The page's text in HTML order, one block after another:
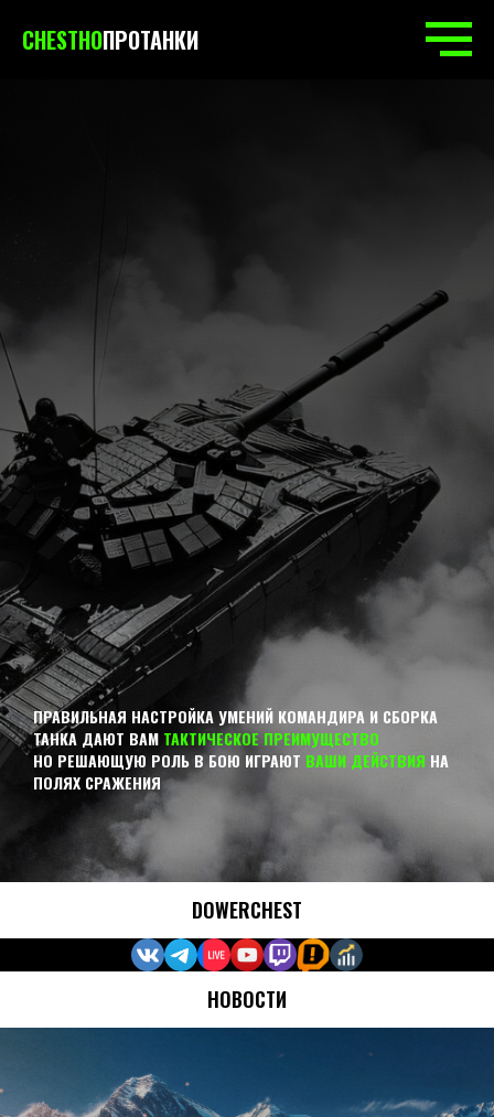
CHESTHOПРОТАНКИ
ПРАВИЛЬНАЯ НАСТРОЙКА УМЕНИЙ КОМАНДИРА И СБОРКА
ТАНКА ДАЮТ ВАМ ТАКТИЧЕСКОЕ ПРЕИМУЩЕСТВО
НО РЕШАЮЩУЮ РОЛЬ В БОЮ ИГРАЮТ ВАШИ ДЕЙСТВИЯ НА
ПОЛЯХ СРАЖЕНИЯ
DOWERCHEST
НОВОСТИ